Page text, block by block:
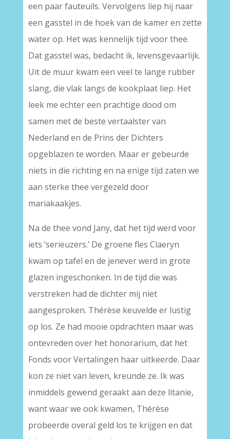
een paar fauteuils. Vervolgens liep hij naar
een gasstel in de hoek van de kamer en zette
water op. Het was kennelijk tijd voor thee.
Dat gasstel was, bedacht ik, levensgevaarlijk.
Uit de muur kwam een veel te lange rubber
slang, die vlak langs de kookplaat liep. Het
leek me echter een prachtige dood om
samen met de beste vertaalster van
Nederland en de Prins der Dichters
opgeblazen te worden. Maar er gebeurde
niets in die richting en na enige tijd zaten we
aan sterke thee vergezeld door
mariakaakjes.
Na de thee vond Jany, dat het tijd werd voor
iets ‘serieuzers.’ De groene fles Claeryn
kwam op tafel en de jenever werd in grote
glazen ingeschonken. In de tijd die was
verstreken had de dichter mij niet
aangesproken. Thérèse keuvelde er lustig
op los. Ze had mooie opdrachten maar was
ontevreden over het honorarium, dat het
Fonds voor Vertalingen haar uitkeerde. Daar
kon ze niet van leven, kreunde ze. Ik was
inmiddels gewend geraakt aan deze litanie,
want waar we ook kwamen, Thérèse
probeerde overal geld los te krijgen en dat